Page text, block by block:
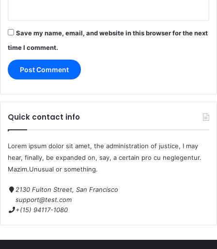
Save my name, email, and website in this browser for the next
time I comment.
Quick contact info
Lorem ipsum dolor sit amet, the administration of justice, I may
hear, finally, be expanded on, say, a certain pro cu neglegentur.
Mazim.Unusual or something.
2130 Fulton Street, San Francisco
support@test.com
+(15) 94117-1080